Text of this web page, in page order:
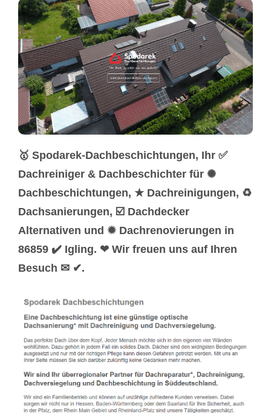
🥇 Spodarek-Dachbeschichtungen, Ihr ✅
Dachreiniger & Dachbeschichter für ✺
Dachbeschichtungen, ★ Dachreinigungen, ♻
Dachsanierungen, ☑️ Dachdecker
Alternativen und ✹ Dachrenovierungen in
86859 ✔️ Igling. ❤ Wir freuen uns auf Ihren
Besuch ✉ ✔.